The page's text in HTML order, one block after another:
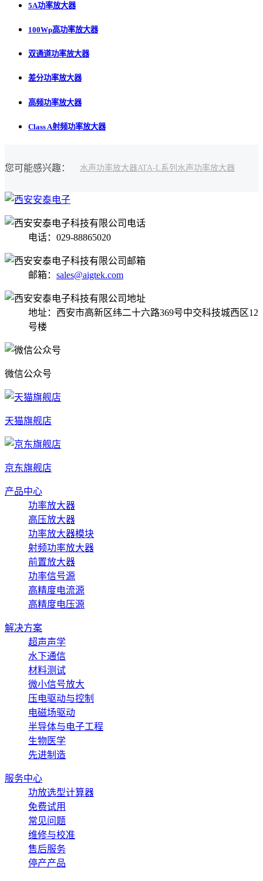
5A功率放大器
100Wp高功率放大器
双通道功率放大器
差分功率放大器
高频功率放大器
Class A射频功率放大器
您可能感兴趣： 水声功率放大器ATA-L系列水声功率放大器
电话：029-88865020
邮箱： sales@aigtek.com
地址：西安市高新区纬二十六路369号中交科技城西区12
号楼
微信公众号
天猫旗舰店
京东旗舰店
产品中心
功率放大器
高压放大器
功率放大器模块
射频功率放大器
前置放大器
功率信号源
高精度电流源
高精度电压源
解决方案
超声声学
水下通信
材料测试
微小信号放大
压电驱动与控制
电磁场驱动
半导体与电子工程
生物医学
先进制造
服务中心
功放选型计算器
免费试用
常见问题
维修与校准
售后服务
停产产品